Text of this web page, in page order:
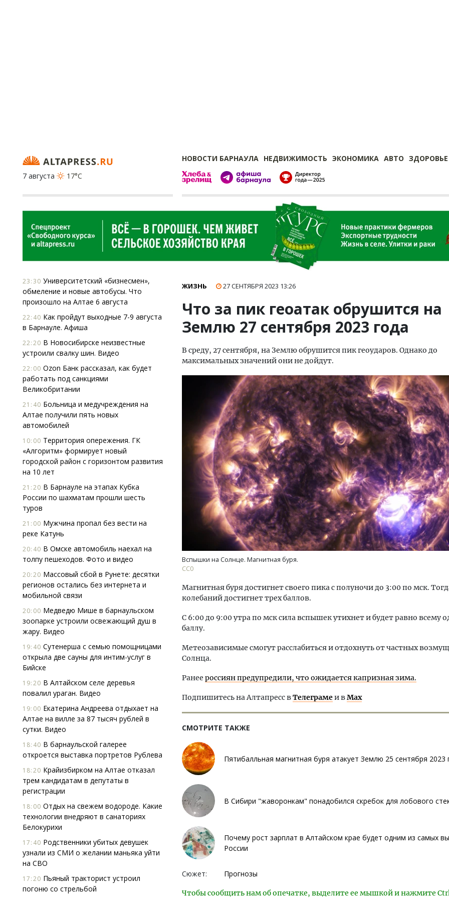
НОВОСТИ БАРНАУЛА НЕДВИЖИМОСТЬ ЭКОНОМИКА АВТО ЗДОРОВЬЕ
7 августа
17°C
23:30 Университетский «бизнесмен»,
обмеление и новые автобусы. Что
произошло на Алтае 6 августа
22:40 Как пройдут выходные 7-9 августа
в Барнауле. Афиша
22:20 В Новосибирске неизвестные
устроили свалку шин. Видео
22:00 Ozon Банк рассказал, как будет
работать под санкциями
Великобритании
21:40 Больница и медучреждения на
Алтае получили пять новых
автомобилей
10:00 Территория опережения. ГК
«Алгоритм» формирует новый
городской район с горизонтом развития
на 10 лет
21:20 В Барнауле на этапах Кубка
России по шахматам прошли шесть
туров
21:00 Мужчина пропал без вести на
реке Катунь
20:40 В Омске автомобиль наехал на
толпу пешеходов. Фото и видео
20:20 Массовый сбой в Рунете: десятки
регионов остались без интернета и
мобильной связи
20:00 Медведю Мише в барнаульском
зоопарке устроили освежающий душ в
жару. Видео
19:40 Сутенерша с семью помощницами
открыла две сауны для интим-услуг в
Бийске
19:20 В Алтайском селе деревья
повалил ураган. Видео
19:00 Екатерина Андреева отдыхает на
Алтае на вилле за 87 тысяч рублей в
сутки. Видео
18:40 В барнаульской галерее
откроется выставка портретов Рублева
18:20 Крайизбирком на Алтае отказал
трем кандидатам в депутаты в
регистрации
18:00 Отдых на свежем водороде. Какие
технологии внедряют в санаториях
Белокурихи
17:40 Родственники убитых девушек
узнали из СМИ о желании маньяка уйти
на СВО
17:20 Пьяный тракторист устроил
погоню со стрельбой
ЖИЗНЬ 27 СЕНТЯБРЯ 2023 13:26
Что за пик геоатак обрушится на
Землю 27 сентября 2023 года
В среду, 27 сентября, на Землю обрушится пик геоударов. Однако до
максимальных значений они не дойдут.
Вспышки на Солнце. Магнитная буря.
СС0
Магнитная буря достигнет своего пика с полуночи до 3:00 по мск.
колебаний достигнет трех баллов.
С 6:00 до 9:00 утра по мск сила вспышек утихнет и будет равно всему
баллу.
Метеозависимые смогут расслабиться и отдохнуть от частных
Солнца.
Ранее россиян предупредили, что ожидается капризная зима.
Подпишитесь на Алтапресс вТелеграмеи вMax
СМОТРИТЕ ТАКЖЕ
Пятибалльная магнитная буря атакует Землю 25 сентября 2023
В Сибири "жаворонкам" понадобился скребок для лобового
Почему рост зарплат в Алтайском крае будет одним из самых
России
Сюжет: Прогнозы
Чтобы сообщить нам об опечатке, выделите ее мышкой и нажмите
Архитектурный код начинается с
земли. Мощение крупноформатными
плитами становится новым
стандартом благоустройства
Смелость архитектурных
Генеральный директор